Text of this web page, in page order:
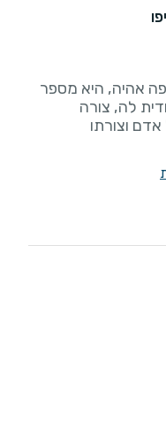
אהיה, היא מספר
לה, צורה
וצורתו